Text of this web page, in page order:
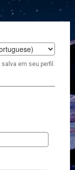
em seu perfil.